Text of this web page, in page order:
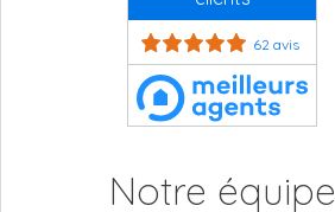
62 avis
Notre équipe